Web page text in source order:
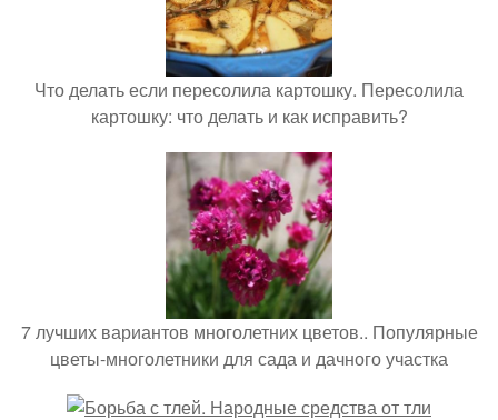
Что делать если пересолила картошку. Пересолила
картошку: что делать и как исправить?
7 лучших вариантов многолетних цветов.. Популярные
цветы-многолетники для сада и дачного участка